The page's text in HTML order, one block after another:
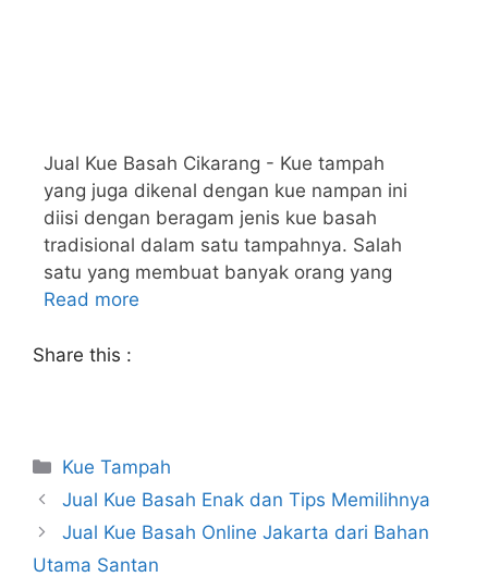
Jual Kue Basah Cikarang - Kue tampah
yang juga dikenal dengan kue nampan ini
diisi dengan beragam jenis kue basah
tradisional dalam satu tampahnya. Salah
satu yang membuat banyak orang yang
Read more
Share this :
Kue Tampah
Jual Kue Basah Enak dan Tips Memilihnya
Jual Kue Basah Online Jakarta dari Bahan
Utama Santan